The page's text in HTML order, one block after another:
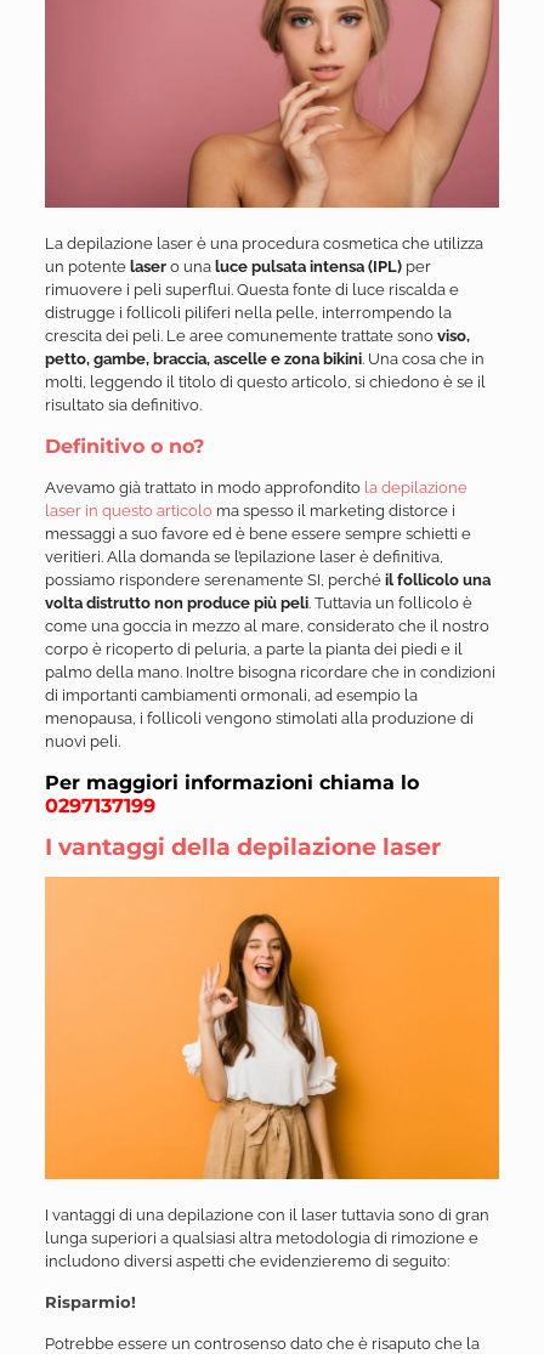
La depilazione laser è una procedura cosmetica che utilizza
un potente lasero una luce pulsata intensa (IPL)per
rimuovere i peli superflui. Questa fonte di luce riscalda e
distrugge i follicoli piliferi nella pelle, interrompendo la
crescita dei peli. Le aree comunemente trattate sono viso,
petto, gambe, braccia, ascelle e zona bikini. Una cosa che in
molti, leggendo il titolo di questo articolo, si chiedono è se il
risultato sia definitivo.
Definitivo o no?
Avevamo già trattato in modo approfondito la depilazione
laser in questo articoloma spesso il marketing distorce i
messaggi a suo favore ed è bene essere sempre schietti e
veritieri. Alla domanda se l’epilazione laser è definitiva,
possiamo rispondere serenamente SI, perché il follicolo una
volta distrutto non produce più peli. Tuttavia un follicolo è
come una goccia in mezzo al mare, considerato che il nostro
corpo è ricoperto di peluria, a parte la pianta dei piedi e il
palmo della mano. Inoltre bisogna ricordare che in condizioni
di importanti cambiamenti ormonali, ad esempio la
menopausa, i follicoli vengono stimolati alla produzione di
nuovi peli.
Per maggiori informazioni chiama lo
0297137199
I vantaggi della depilazione laser
I vantaggi di una depilazione con il laser tuttavia sono di gran
lunga superiori a qualsiasi altra metodologia di rimozione e
includono diversi aspetti che evidenzieremo di seguito:
Risparmio!
Potrebbe essere un controsenso dato che è risaputo che la